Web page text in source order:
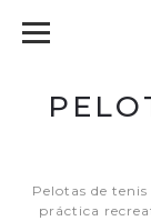
Pelotas de
práctica